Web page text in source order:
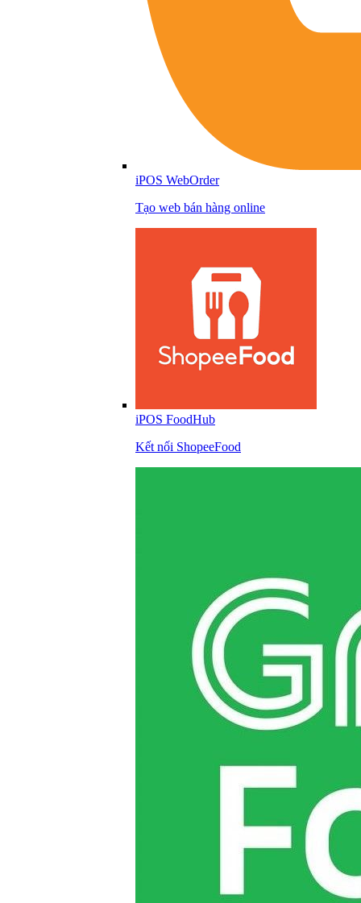
iPOS WebOrder
Tạo web bán hàng online
iPOS FoodHub
Kết nối ShopeeFood